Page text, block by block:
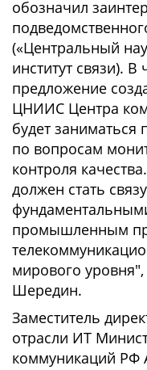
обозначил
(«Центральный
институт связи).
предложение
ЦНИИС Центра
будет
по вопросам
контроля
должен стать
промышленным
мирового
Шередин.
Заместитель
отрасли ИТ
коммуникаций РФ